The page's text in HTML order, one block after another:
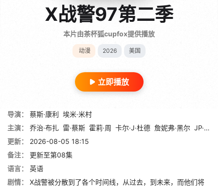
X战警97第二季
本片由茶杯狐cupfox提供播放
动漫 2026 美国
立即播放
导演： 蔡斯·康利 埃米·米村
主演：
乔治·布扎 雷·蔡斯 霍莉·周 卡尔·J·杜德 詹妮弗·黑尔 JP·卡利亚赫
更新：
2026-08-05 18:15
备注：
更新至第08集
语言：
英语
剧情：
X战警被分散到了各个时间线，从过去，到未来，而他们将